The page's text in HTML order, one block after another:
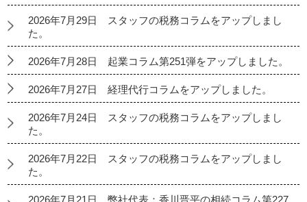
2026年7月29日 スタッフの税務コラムをアップしまし
た。
2026年7月28日 起業コラム第251弾をアップしました。
2026年7月27日 経理代行コラムをアップしました。
2026年7月24日 スタッフの税務コラムをアップしまし
た。
2026年7月22日 スタッフの税務コラムをアップしまし
た。
2026年7月21日 弊社代表：香川晋平の相続コラム第227